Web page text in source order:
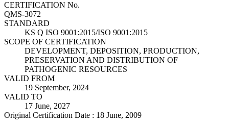
CERTIFICATION No.
QMS-3072
STANDARD
KS Q ISO 9001:2015/ISO 9001:2015
SCOPE OF CERTIFICATION
DEVELOPMENT, DEPOSITION, PRODUCTION,
PRESERVATION AND DISTRIBUTION OF
PATHOGENIC RESOURCES
VALID FROM
19 September, 2024
VALID TO
17 June, 2027
Original Certification Date : 18 June, 2009